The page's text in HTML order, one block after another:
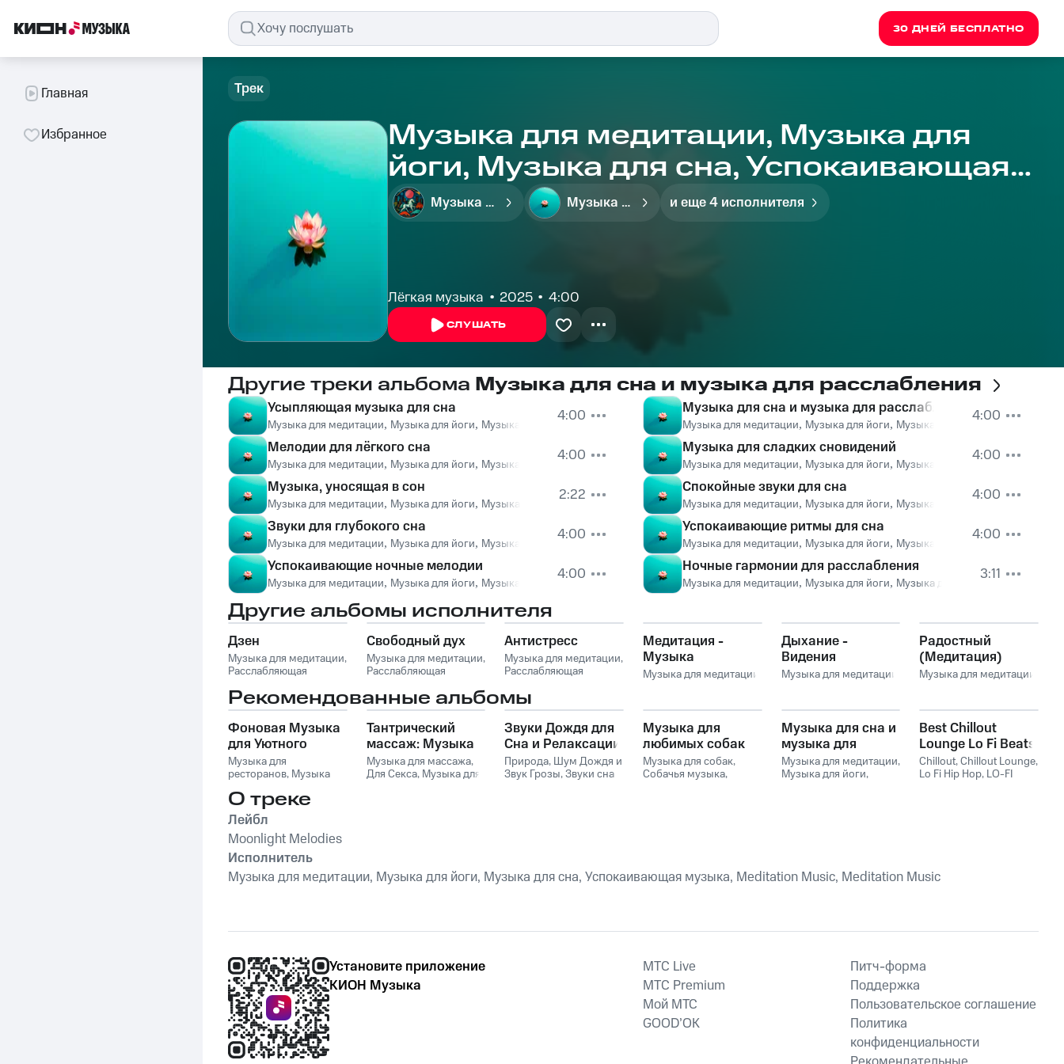
30 ДНЕЙ БЕСПЛАТНО
Главная
Избранное
Трек
Музыка для медитации, Музыка для
йоги, Музыка для сна, Успокаивающая
музыка, Meditation Music, Meditation
Music - Тихая музыка для ночного покоя
Музыка для медитации Музыка для йоги и еще 4 исполнителя
Лёгкая музыка 2025 4:00
СЛУШАТЬ
Другие треки альбома Музыка для сна и музыка для расслабления
Усыпляющая музыка для сна
Музыка для медитации, Музыка для йоги, Музыка для сна , Успокаивающая музыка,Meditation Music,Meditation Music
4:00
Мелодии для лёгкого сна
Музыка для медитации, Музыка для йоги, Музыка для сна , Успокаивающая музыка,Meditation Music,Meditation Music
4:00
Музыка, уносящая в сон
Музыка для медитации, Музыка для йоги, Музыка для сна , Успокаивающая музыка,Meditation Music,Meditation Music
2:22
Звуки для глубокого сна
Музыка для медитации, Музыка для йоги, Музыка для сна , Успокаивающая музыка,Meditation Music,Meditation Music
4:00
Успокаивающие ночные мелодии
Музыка для медитации, Музыка для йоги, Музыка для сна , Успокаивающая музыка,Meditation Music,Meditation Music
4:00
Музыка для сна и музыка для расслабления
Музыка для медитации, Музыка для йоги, Музыка для сна ,
4:00
Музыка для сладких сновидений
Музыка для медитации, Музыка для йоги, Музыка для сна ,
4:00
Спокойные звуки для сна
Музыка для медитации, Музыка для йоги, Музыка для сна ,
4:00
Успокаивающие ритмы для сна
Музыка для медитации, Музыка для йоги, Музыка для сна ,
4:00
Ночные гармонии для расслабления
Музыка для медитации, Музыка для йоги, Музыка для сна 3:11
Другие альбомы исполнителя
Дзен
Музыка для медитации,
Расслабляющая
Свободный дух
Музыка для медитации,
Расслабляющая
Антистресс
Музыка для медитации,
Расслабляющая
Медитация -
Музыка
Музыка для медитации
Дыхание -
Видения
Музыка для медитации
Радостный
(Медитация)
Музыка для медитации
Рекомендованные альбомы
Фоновая Музыка
для Уютного
Вечера в
Ресторане
Музыка для
ресторанов, Музыка
Фоновая музыка
Музыка для завтрака
Детские колыбельные,
Спокойная фоновая
музыка
Тантрический
массаж: Музыка
для близости и
расслабления
Музыка для массажа,
Для Секса, Музыка для
Звуки Дождя для
Сна и Релаксации
Природа, Шум Дождя и
Звук Грозы,Звуки сна
Музыка для
любимых собак
Музыка для собак,
Собачья музыка,
Музыка для сна и
музыка для
расслабления
Музыка для медитации,
Музыка для йоги,
Best Chillout
Lounge Lo Fi Beats
Mix.Спокойная
расслабляющая
Chillout,Chillout Lounge,
Lo Fi Hip Hop, LO-FI
О треке
Лейбл
Moonlight Melodies
Исполнитель
Музыка для медитации, Музыка для йоги, Музыка для сна, Успокаивающая музыка, Meditation Music, Meditation Music
Установите приложение
КИОН Музыка
MTС Live
MTС Premium
Мой МТС
GOOD’OK
Питч-форма
Поддержка
Пользовательское соглашение
Политика
конфиденциальности